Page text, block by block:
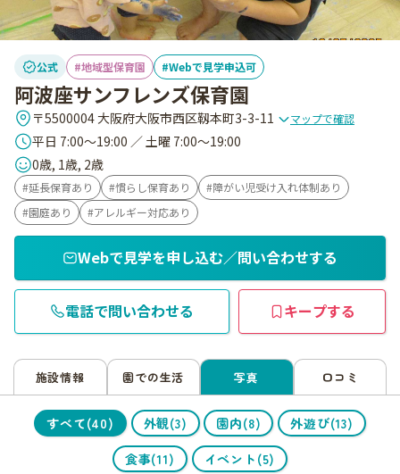
公式 地域型保育園 Webで見学申込可
阿波座サンフレンズ保育園
〒5500004 大阪府大阪市西区靱本町3-3-11 マップで確認
平日 7:00～19:00 ／ 土曜 7:00～19:00
0歳, 1歳, 2歳
延長保育あり 慣らし保育あり
障がい児受け入れ体制あり
園庭あり
アレルギー対応あり
Webで見学を申し込む／問い合わせする
電話で問い合わせる キープする
施設情報 園での生活 写真 口コミ
すべて(40) 外観(3) 園内(8)
外遊び(13)
食事(11)
イベント(5)